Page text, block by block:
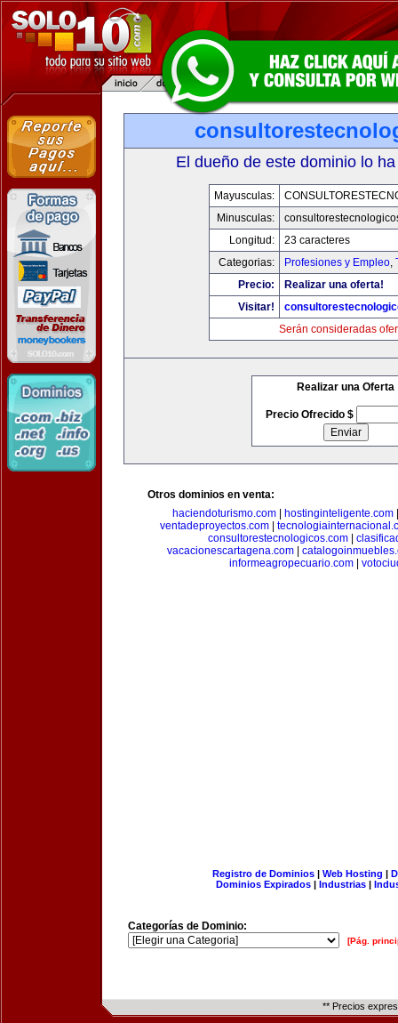
El dueño de este dominio lo
Mayusculas:
Minusculas:
Longitud:
23 caracteres
Categorias:
Profesiones y Empleo,
Precio:
Realizar una oferta!
Visitar!
Serán consideradas
Realizar una Oferta
Precio Ofrecido $
Otros dominios en venta:
haciendoturismo.com
hostinginteligente.com
ventadeproyectos.com|
consultorestecnologicos.com
vacacionescartagena.com
informeagropecuario.com
Registro de Dominios| Web Hosting |
Dominios Expirados | Industrias |
Categorías de Dominio:
[Pág.
** Precios